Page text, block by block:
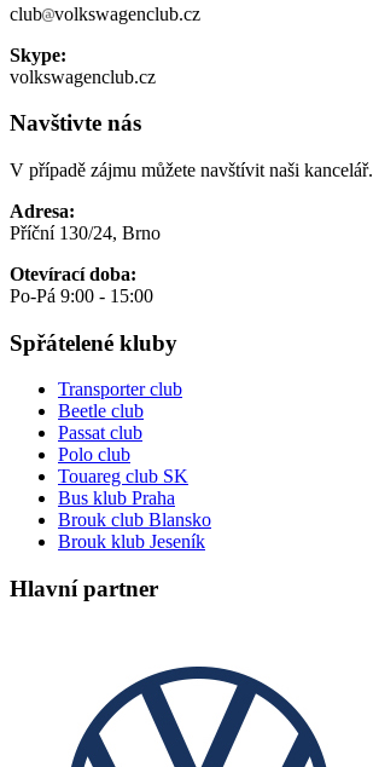
club volkswagenclub.cz
Skype:
volkswagenclub.cz
Navštivte nás
V případě zájmu můžete navštívit naši kancelář.
Adresa:
Příční 130/24, Brno
Otevírací doba:
Po-Pá 9:00 - 15:00
Spřátelené kluby
Transporter club
Beetle club
Passat club
Polo club
Touareg club SK
Bus klub Praha
Brouk club Blansko
Brouk klub Jeseník
Hlavní partner